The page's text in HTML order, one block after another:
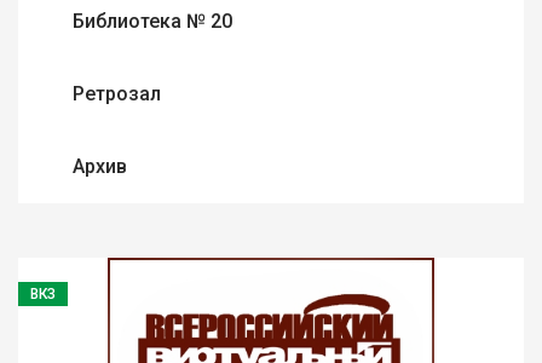
Библиотека № 20
Ретрозал
Архив
ВКЗ